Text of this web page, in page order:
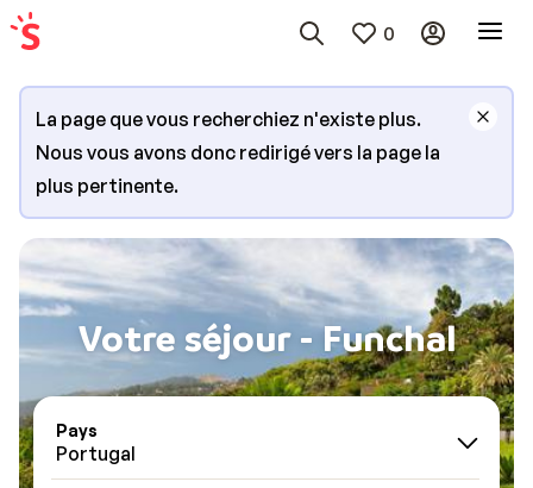
0
La page que vous recherchiez n'existe plus.
Nous vous avons donc redirigé vers la page la
plus pertinente.
Votre séjour - Funchal
Pays
Portugal